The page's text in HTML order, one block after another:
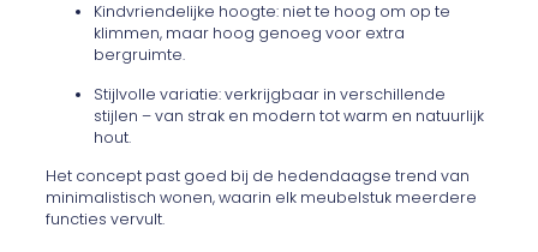
Kindvriendelijke hoogte: niet te hoog om op te
klimmen, maar hoog genoeg voor extra
bergruimte.
Stijlvolle variatie: verkrijgbaar in verschillende
stijlen – van strak en modern tot warm en natuurlijk
hout.
Het concept past goed bij de hedendaagse trend van
minimalistisch wonen, waarin elk meubelstuk meerdere
functies vervult.